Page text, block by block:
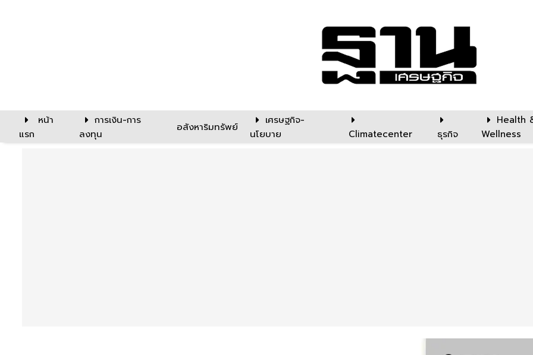
หน้า
แรก
การเงิน-การ
ลงทุน
อสังหาริมทรัพย์
เศรษฐกิจ-
นโยบาย
Climatecenter ธุรกิจ
Health
Wellness